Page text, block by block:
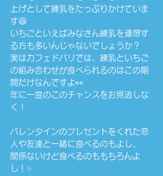
上げとして練乳をたっぷりかけていま
す😆
いちごといえばみなさん練乳を連想す
る方も多いんじゃないでしょうか？
実はカフェドパリでは、練乳といちご
の組み合わせが食べられるのはこの期
間だけなんですよ👀
年に一度のこのチャンスをお見逃しな
く！
バレンタインのプレゼントをくれた恋
人や友達と一緒に食べるのもよし、
関係ないけど食べるのももちろんよ
し！✨